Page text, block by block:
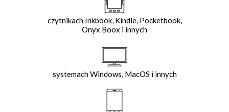
czytnikach Inkbook, Kindle, Pocketbook,
Onyx Boox i innych
systemach Windows, MacOS i innych